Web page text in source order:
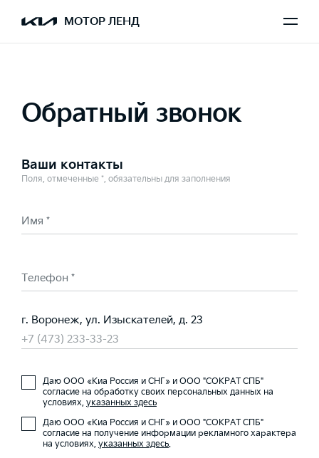
МОТОР ЛЕНД
Обратный звонок
Выбран Sportage
Ваши контакты
Поля, отмеченные *, обязательны для заполнения
Имя *
Телефон *
г. Воронеж, ул. Изыскателей, д. 23
+7 (473) 233-33-23
Даю ООО «Киа Россия и СНГ» и ООО "СОКРАТ СПБ"
согласие на обработку своих персональных данных на
условиях, указанных здесь
Даю ООО «Киа Россия и СНГ» и ООО "СОКРАТ СПБ"
согласие на получение информации рекламного характера
на условиях, указанных здесь.